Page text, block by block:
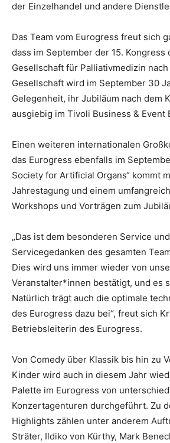
der Einzelhandel und andere
Das Team vom Eurogress freut sich
dass im September der 15. Kongress
Gesellschaft für Palliativmedizin
Gesellschaft wird im September 30
Gelegenheit, ihr Jubiläum nach dem
ausgiebig im Tivoli Business & Event
Einen weiteren internationalen
das Eurogress ebenfalls im
Society for Artificial Organs“ kommt
Jahrestagung und einem
Workshops und Vorträgen zum
„Das ist dem besonderen Service
Servicegedanken des gesamten
Dies wird uns immer wieder von
Veranstalter*innen bestätigt, und es
Natürlich trägt auch die optimale
des Eurogress dazu bei“, freut sich
Betriebsleiterin des Eurogress.
Von Comedy über Klassik bis hin zu
Kinder wird auch in diesem Jahr
Palette im Eurogress von
Konzertagenturen durchgeführt. Zu
Highlights zählen unter anderem
Sträter, Ildiko von Kürthy, Mark